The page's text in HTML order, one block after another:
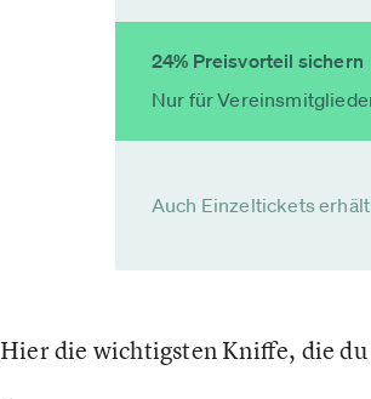
24% Preisvorteil sichern
Nur für
Auch Einzeltickets
Hier die wichtigsten Kniffe, die